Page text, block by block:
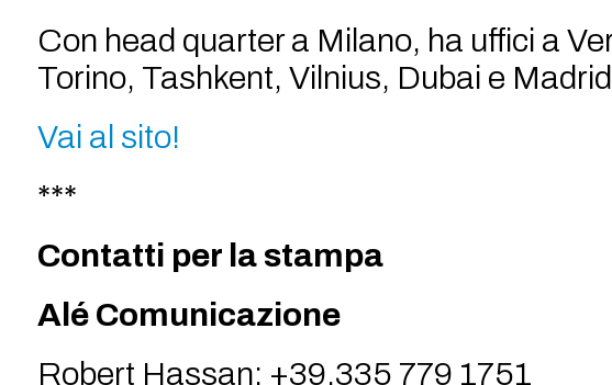
Con head quarter a Milano, ha uffici a
Torino, Tashkent, Vilnius, Dubai e
Vai al sito!
***
Contatti per la stampa
Alé Comunicazione
Robert Hassan: +39.335 779 1751